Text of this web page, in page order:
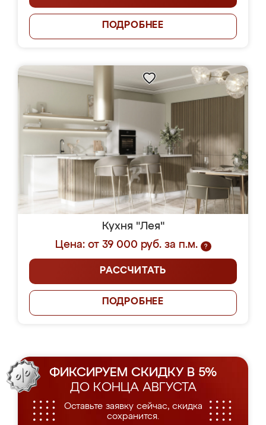
ПОДРОБНЕЕ
Кухня "Лея"
Цена: от 39 000 руб. за п.м.
?
РАССЧИТАТЬ
ПОДРОБНЕЕ
ФИКСИРУЕМ СКИДКУ В 5%
ДО КОНЦА АВГУСТА
Оставьте заявку сейчас, скидка
сохранится.